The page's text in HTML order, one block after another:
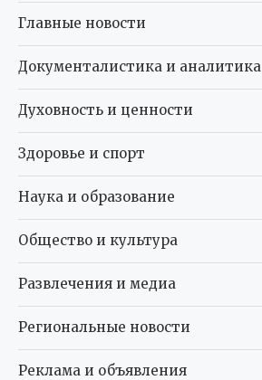
Главные новости
Документалистика и аналитика
Духовность и ценности
Здоровье и спорт
Наука и образование
Общество и культура
Развлечения и медиа
Региональные новости
Реклама и объявления